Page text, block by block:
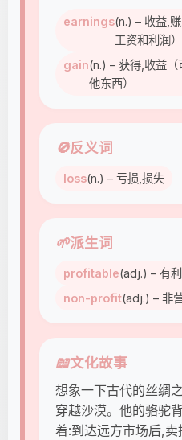
earnings(n.) – 收益,
工资和利润）
gain(n.) – 获得,收益
他东西）
🚫反义词
loss(n.) – 亏损,损失
🌱派生词
profitable(adj.) – 有
non-profit(adj.) – 非
📖文化故事
想象一下古代的丝绸
穿越沙漠。他的骆驼
着:到达远方市场后,